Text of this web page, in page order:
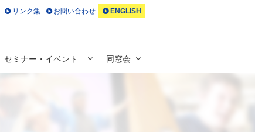
セミナー・イベント 同窓会
リンク集 お問い合わせ ENGLISH